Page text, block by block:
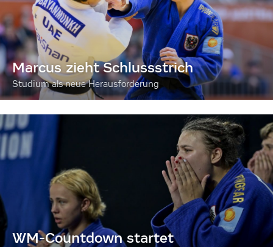
Marcus zieht Schlussstrich
Studium als neue Herausforderung
WM-Countdown startet